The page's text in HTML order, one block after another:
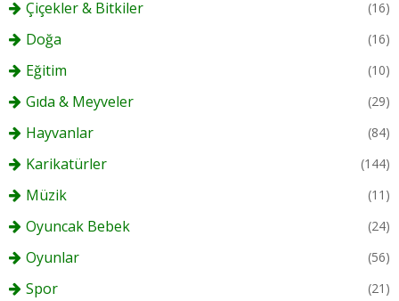
Çiçekler & Bitkiler (16)
Doğa (16)
Eğitim (10)
Gıda & Meyveler (29)
Hayvanlar (84)
Karikatürler (144)
Müzik (11)
Oyuncak Bebek (24)
Oyunlar (56)
Spor (21)